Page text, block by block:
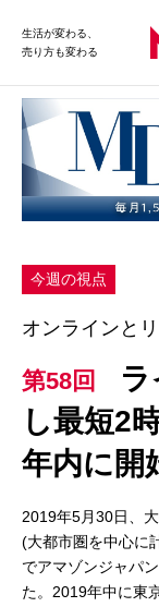
生活が変わる、
売り方も変わる
今週の視点
オンラインと
第58回
し最短2
年内に開
2019年5月30日、
(大都市圏を中心に
でアマゾンジャパ
た。2019年中に東